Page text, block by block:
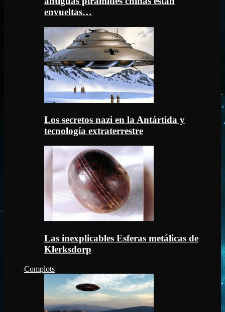
envueltas…
Los secretos nazi en la Antártida y
tecnología extraterrestre
Las inexplicables Esferas metálicas de
Klerksdorp
Complots